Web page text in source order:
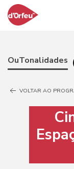
OuTonalidades
VOLTAR AO